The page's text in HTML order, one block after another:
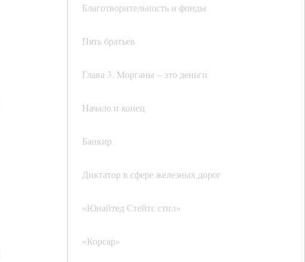
Благотворительность и фонды
Пять братьев
Глава 3. Морганы – это деньги
Начало и конец
Банкир
Диктатор в сфере железных дорог
«Юнайтед Стейтс стил»
«Корсар»